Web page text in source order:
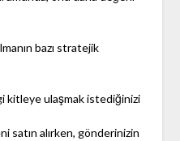
bazı stratejik
kitleye ulaşmak istediğinizi
satın alırken, gönderinizin